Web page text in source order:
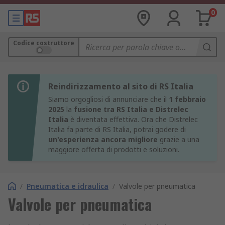
0
Codice costruttore
Reindirizzamento al sito di RS Italia
Siamo orgogliosi di annunciare che il 1 febbraio
2025 la fusione tra RS Italia e Distrelec
Italia è diventata effettiva. Ora che Distrelec
Italia fa parte di RS Italia, potrai godere di
un'esperienza ancora migliore grazie a una
maggiore offerta di prodotti e soluzioni.
/ Pneumatica e idraulica / Valvole per pneumatica
Valvole per pneumatica